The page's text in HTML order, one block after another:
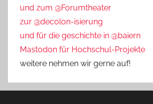
und zum @Forumtheater
zur @decolon-isierung
und für die geschichte in @baiern
Mastodon für Hochschul-Projekte
weitere nehmen wir gerne auf!